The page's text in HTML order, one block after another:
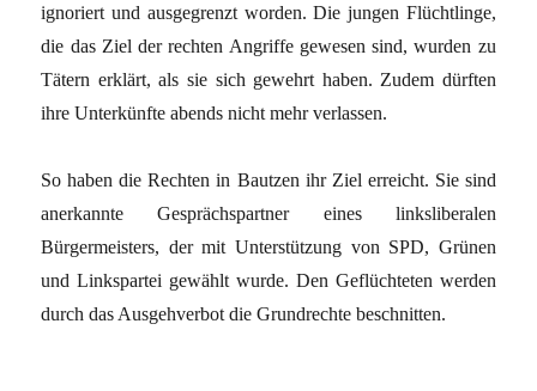
ignoriert und ausgegrenzt worden. Die jungen Flüchtlinge,
die das Ziel der rechten Angriffe gewesen sind, wurden zu
Tätern erklärt, als sie sich gewehrt haben. Zudem dürften
ihre Unterkünfte abends nicht mehr verlassen.
So haben die Rechten in Bautzen ihr Ziel erreicht. Sie sind
anerkannte Gesprächspartner eines linksliberalen
Bürgermeisters, der mit Unterstützung von SPD, Grünen
und Linkspartei gewählt wurde. Den Geflüchteten werden
durch das Ausgehverbot die Grundrechte beschnitten.